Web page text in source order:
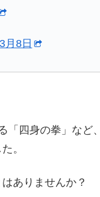
月8日
「四身の拳」など
。
ありませんか？